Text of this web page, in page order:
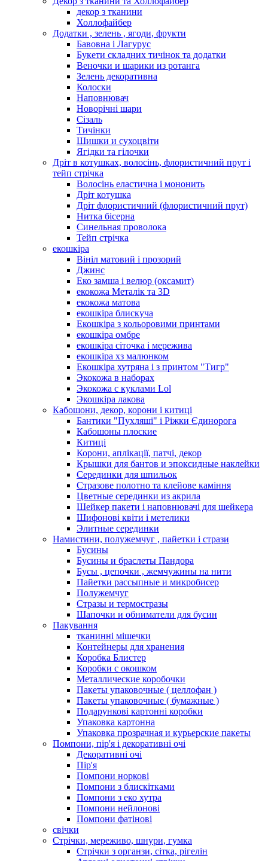
декор з тканини
Холлофайбер
Додатки , зелень , ягоди, фрукти
Бавовна і Лагурус
Букети складних тичінок та додатки
Веночки и шарики из ротанга
Зелень декоративна
Колоски
Наповнювач
Новорічні шари
Сізаль
Тичінки
Шишки и сухоцвіти
Ягідки та гілочки
Дріт в котушках, волосінь, флористичний прут і
тейп стрічка
Волосінь еластична і мононить
Дріт котушка
Дріт флористичний (флористичний прут)
Нитка бісерна
Синельная проволока
Тейп стрічка
екошкіра
Вініл матовий і прозорий
Джинс
Еко замша і велюр (оксамит)
екокожа Металік та 3D
екокожа матова
екошкіра блискуча
Екошкіра з кольоровими принтами
екошкіра омбре
екошкіра сіточка і мережива
екошкіра хз малюнком
Екошкіра хутряна і з принтом "Тигр"
Экокожа в наборах
Экокожа с куклами Lol
Экошкiра лакова
Кабошони, декор, корони і китиці
Бантики "Пухляші" і Ріжки Єдинорога
Кабошоны плоские
Китиці
Корони, аплікації, патчі, декор
Крышки для бантов и эпоксидные наклейки
Серединки для шпильок
Стразове полотно та клейове каміння
Цветные серединки из акрила
Шейкер пакети і наповнювачі для шейкера
Шифонові квіти і метелики
Элитные серединки
Намистини, полужемчуг , пайетки і стрази
Бусины
Бусины и браслеты Пандора
Бусы , цепочки , жемчужины на нити
Пайетки рассыпные и микробисер
Полужемчуг
Стразы и термостразы
Шапочки и обниматели для бусин
Пакування
тканинні мішечки
Контейнеры для хранения
Коробка Блистер
Коробки с окошком
Металлические коробочки
Пакеты упаковочные ( целлофан )
Пакеты упаковочные ( бумажные )
Подарункові картонні коробки
Упаковка картонна
Упаковка прозрачная и курьерские пакеты
Помпони, пір'я і декоративні очі
Декоративні очі
Пір'я
Помпони норкові
Помпони з блискітками
Помпони з еко хутра
Помпони нейлонові
Помпони фатінові
свічки
Стрічки, мереживо, шнури, гумка
Стрічки з органзи, сітка, рігелін